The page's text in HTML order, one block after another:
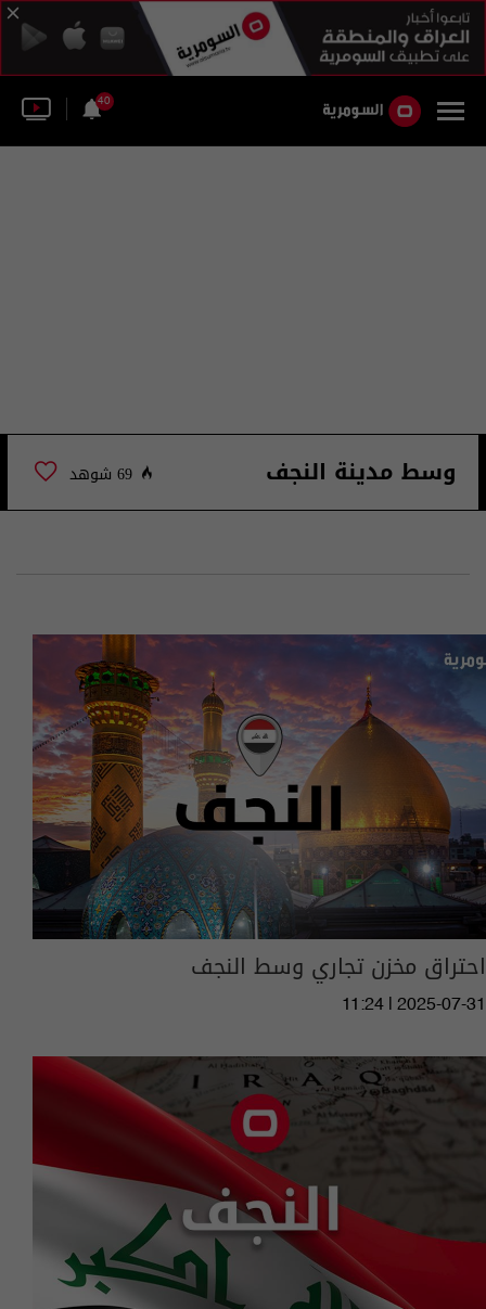
40
وسط مدينة النجف 69 شوهد
احتراق مخزن تجاري وسط النجف
11:24 | 2025-07-31